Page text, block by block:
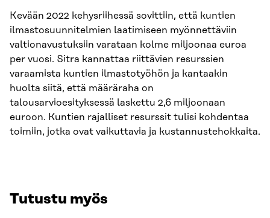
Kevään 2022 kehysriihessä sovittiin, että kuntien
ilmastosuunnitelmien laatimiseen myönnettäviin
valtionavustuksiin varataan kolme miljoonaa euroa
per vuosi. Sitra kannattaa riittävien resurssien
varaamista kuntien ilmastotyöhön ja kantaakin
huolta siitä, että määräraha on
talousarvioesityksessä laskettu 2,6 miljoonaan
euroon. Kuntien rajalliset resurssit tulisi kohdentaa
toimiin, jotka ovat vaikuttavia ja kustannustehokkaita.
Tutustu myös